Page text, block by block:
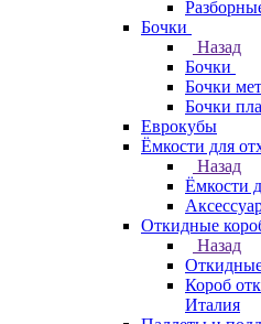
Бочки
Назад
Бочки
Бочки
Бочки
Еврокубы
Ёмкости для
Назад
Ёмкости
Откидные
Назад
Короб
Италия